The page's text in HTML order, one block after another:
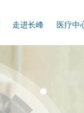
走进长峰
患者反馈
服务理念
长峰荣誉
医疗中